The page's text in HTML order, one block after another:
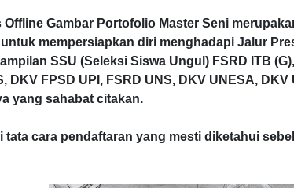
Gambar Portofolio Master Seni
mempersiapkan diri menghadapi Jalur
SSU (Seleksi Siswa Ungul) FSRD ITB (G),
DKV FPSD UPI, FSRD UNS, DKV UNESA, DKV
yang sahabat citakan.
cara pendaftaran yang mesti diketahui